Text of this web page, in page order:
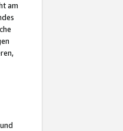
am